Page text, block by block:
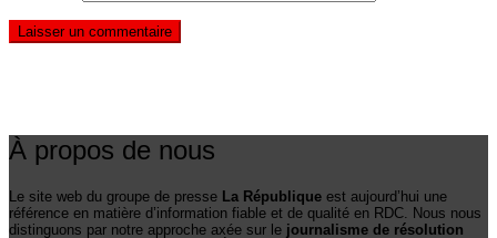
À propos de nous
Le site web du groupe de presse La République est aujourd’hui une
référence en matière d’information fiable et de qualité en RDC. Nous nous
distinguons par notre approche axée sur le journalisme de résolution